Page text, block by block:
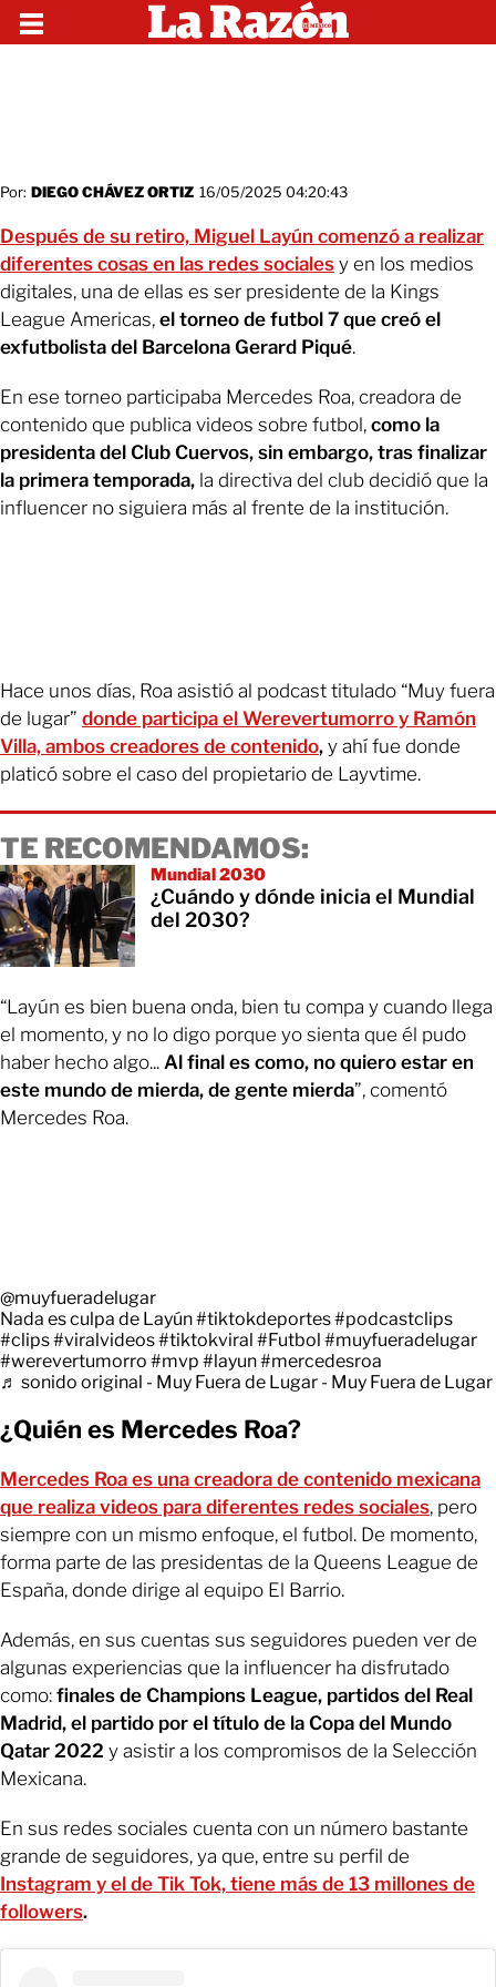
Por: DIEGO CHÁVEZ ORTIZ 16/05/2025 04:20:43
Después de su retiro, Miguel Layún comenzó a realizar
diferentes cosas en las redes sociales y en los medios
digitales, una de ellas es ser presidente de la Kings
League Americas, el torneo de futbol 7 que creó el
exfutbolista del Barcelona Gerard Piqué.
En ese torneo participaba Mercedes Roa, creadora de
contenido que publica videos sobre futbol, como la
presidenta del Club Cuervos, sin embargo, tras finalizar
la primera temporada, la directiva del club decidió que la
influencer no siguiera más al frente de la institución.
Hace unos días, Roa asistió al podcast titulado “Muy fuera
de lugar” donde participa el Werevertumorro y Ramón
Villa, ambos creadores de contenido, y ahí fue donde
platicó sobre el caso del propietario de Layvtime.
TE RECOMENDAMOS:
Mundial 2030
¿Cuándo y dónde inicia el Mundial
del 2030?
“Layún es bien buena onda, bien tu compa y cuando llega
el momento, y no lo digo porque yo sienta que él pudo
haber hecho algo... Al final es como, no quiero estar en
este mundo de mierda, de gente mierda”, comentó
Mercedes Roa.
@muyfueradelugar
Nada es culpa de Layún#tiktokdeportes#podcastclips
#clips#viralvideos#tiktokviral #Futbol #muyfueradelugar
#werevertumorro #mvp #layun#mercedesroa
♬ sonido original - Muy Fuera de Lugar - Muy Fuera de Lugar
¿Quién es Mercedes Roa?
Mercedes Roa es una creadora de contenido mexicana
que realiza videos para diferentes redes sociales, pero
siempre con un mismo enfoque, el futbol. De momento,
forma parte de las presidentas de la Queens League de
España, donde dirige al equipo El Barrio.
Además, en sus cuentas sus seguidores pueden ver de
algunas experiencias que la influencer ha disfrutado
como: finales de Champions League, partidos del Real
Madrid, el partido por el título de la Copa del Mundo
Qatar 2022 y asistir a los compromisos de la Selección
Mexicana.
En sus redes sociales cuenta con un número bastante
grande de seguidores, ya que, entre su perfil de
Instagram y el de Tik Tok, tiene más de 13 millones de
followers.